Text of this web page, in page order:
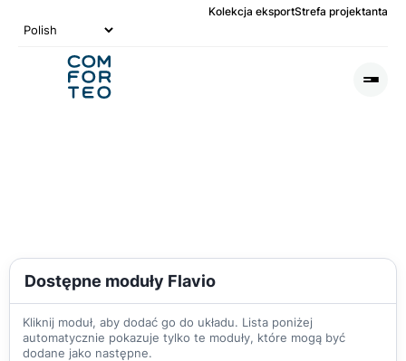
Kolekcja eksportStrefa projektanta
Dostępne moduły Flavio
Kliknij moduł, aby dodać go do układu. Lista poniżej
automatycznie pokazuje tylko te moduły, które mogą być
dodane jako następne.